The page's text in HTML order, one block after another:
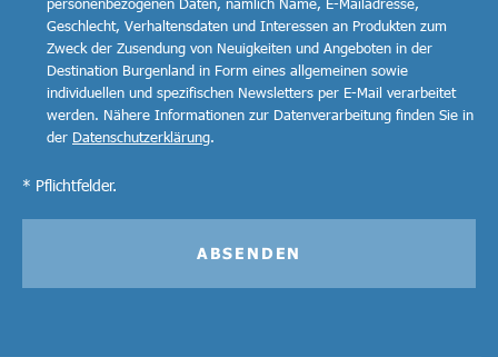
Geschlecht, Verhaltensdaten und Interessen an Produkten zum
Zweck der Zusendung von Neuigkeiten und Angeboten in der
Destination Burgenland in Form eines allgemeinen sowie
individuellen und spezifischen Newsletters per E-Mail verarbeitet
werden. Nähere Informationen zur Datenverarbeitung finden Sie in
der Datenschutzerklärung.
* Pflichtfelder.
ABSENDEN